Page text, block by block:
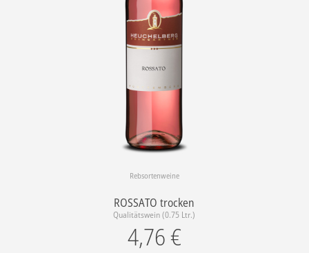
Rebsortenweine
ROSSATO trocken
Qualitätswein (0.75 Ltr.)
4,76 €